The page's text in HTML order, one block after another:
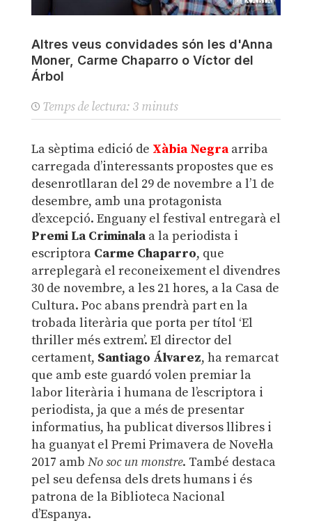
Altres veus convidades són les d'Anna
Moner, Carme Chaparro o Víctor del
Árbol
Temps de lectura: 3 minuts
La sèptima edició de Xàbia Negraarriba
carregada d’interessants propostes que es
desenrotllaran del 29 de novembre a l’1 de
desembre, amb una protagonista
d’excepció. Enguany el festival entregarà el
Premi La Criminalaa la periodista i
escriptora Carme Chaparro, que
arreplegarà el reconeixement el divendres
30 de novembre, a les 21 hores, a la Casa de
Cultura. Poc abans prendrà part en la
trobada literària que porta per títol ‘El
thriller més extrem’. El director del
certament, Santiago Álvarez, ha remarcat
que amb este guardó volen premiar la
labor literària i humana de l’escriptora i
periodista, ja que a més de presentar
informatius, ha publicat diversos llibres i
ha guanyat el Premi Primavera de Novel·la
2017 amb No soc un monstre. També destaca
pel seu defensa dels drets humans i és
patrona de la Biblioteca Nacional
d’Espanya.